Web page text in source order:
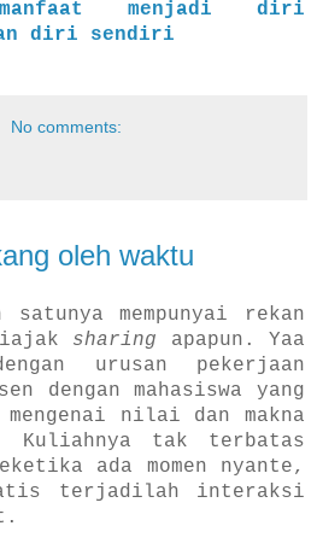
menjadi diri
diri sendiri
No comments:
oleh waktu
mempunyai rekan
sharing apapun. Yaa
urusan pekerjaan
dengan mahasiswa yang
nilai dan makna
Kuliahnya tak terbatas
ada momen nyante,
terjadilah interaksi